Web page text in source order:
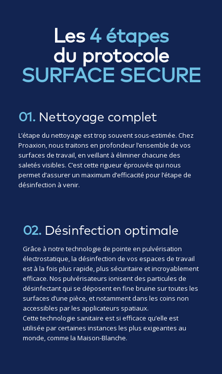
Les 4 étapes
du protocole
SURFACE SECURE
01. Nettoyage complet
L’étape du nettoyage est trop souvent sous-estimée. Chez
Proaxion, nous traitons en profondeur l’ensemble de vos
surfaces de travail, en veillant à éliminer chacune des
saletés visibles. C’est cette rigueur éprouvée qui nous
permet d’assurer un maximum d’efficacité pour l’étape de
désinfection à venir.
02. Désinfection optimale
Grâce à notre technologie de pointe en pulvérisation
électrostatique, la désinfection de vos espaces de travail
est à la fois plus rapide, plus sécuritaire et incroyablement
efficace. Nos pulvérisateurs ionisent des particules de
désinfectant qui se déposent en fine bruine sur toutes les
surfaces d’une pièce, et notamment dans les coins non
accessibles par les applicateurs spatiaux.
Cette technologie sanitaire est si efficace qu’elle est
utilisée par certaines instances les plus exigeantes au
monde, comme la Maison-Blanche.